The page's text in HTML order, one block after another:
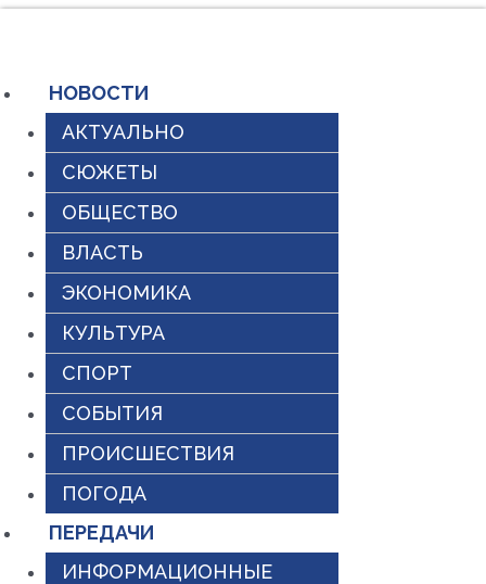
содержимому
НОВОСТИ
АКТУАЛЬНО
СЮЖЕТЫ
ОБЩЕСТВО
ВЛАСТЬ
ЭКОНОМИКА
КУЛЬТУРА
СПОРТ
СОБЫТИЯ
ПРОИСШЕСТВИЯ
ПОГОДА
ПЕРЕДАЧИ
ИНФОРМАЦИОННЫЕ